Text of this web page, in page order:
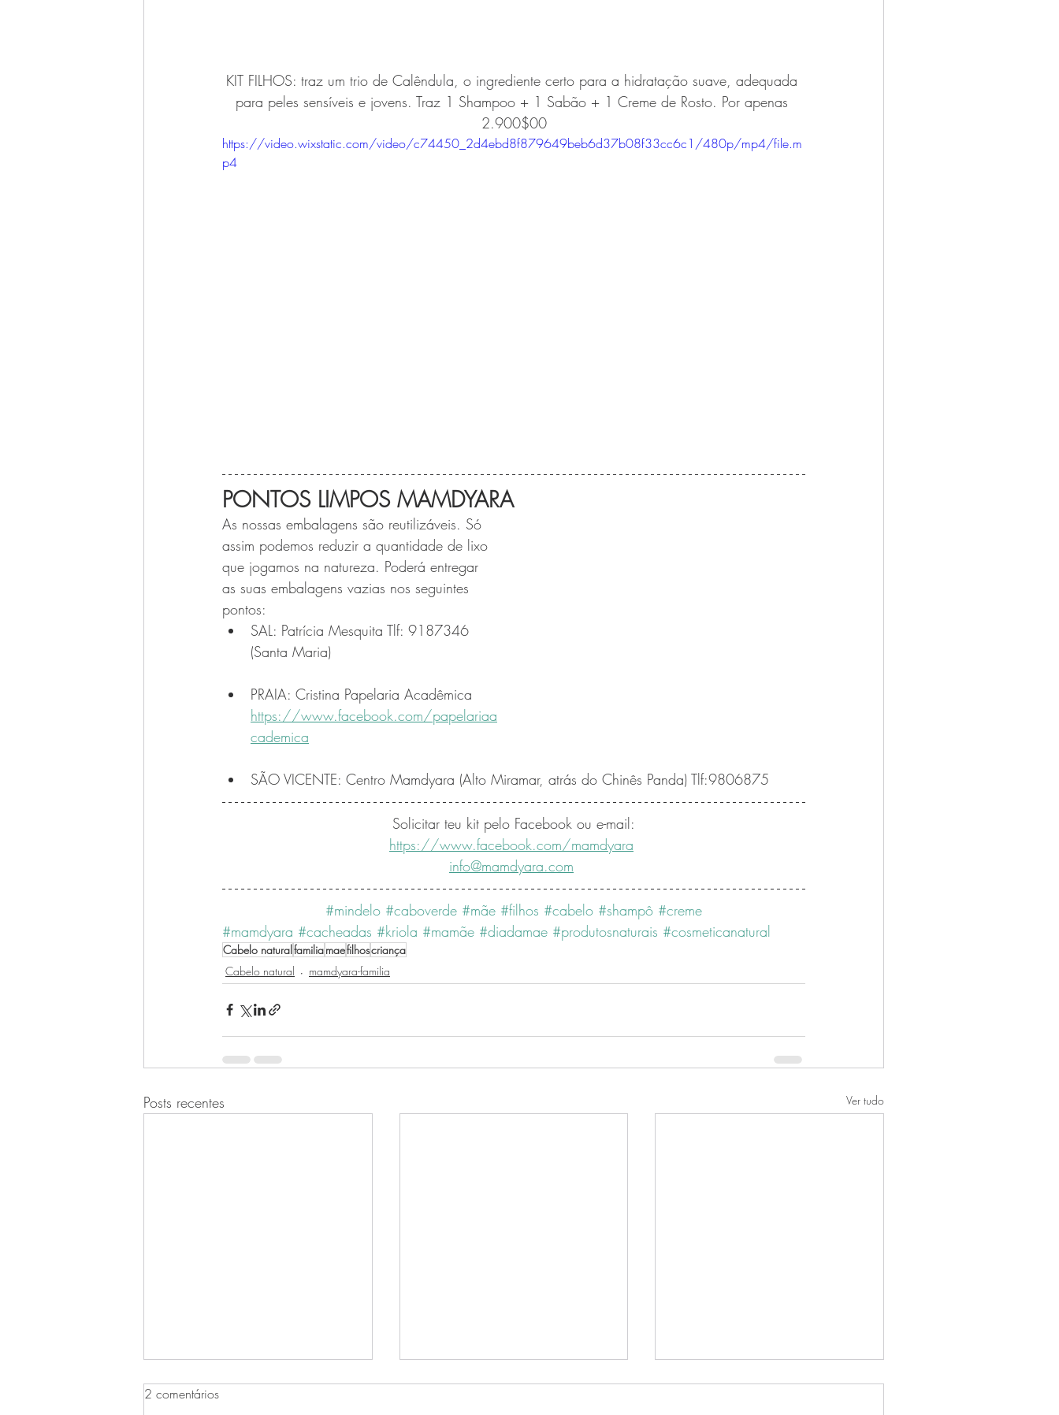
KIT FILHOS: traz um trio de Calêndula, o ingrediente certo para a hidratação suave, adequada
para peles sensíveis e jovens. Traz 1 Shampoo + 1 Sabão + 1 Creme de Rosto. Por apenas
2.900$00
https://video.wixstatic.com/video/c74450_2d4ebd8f879649beb6d37b08f33cc6c1/480p/mp4/file.m
p4
PONTOS LIMPOS MAMDYARA
As nossas embalagens são reutilizáveis. Só
assim podemos reduzir a quantidade de lixo
que jogamos na natureza. Poderá entregar
as suas embalagens vazias nos seguintes
pontos:
SAL: Patrícia Mesquita Tlf: 9187346
(Santa Maria)
PRAIA: Cristina Papelaria Acadêmica
https://www.facebook.com/papelariaa
cademica
SÃO VICENTE: Centro Mamdyara (Alto Miramar, atrás do Chinês Panda) Tlf:9806875
Solicitar teu kit pelo Facebook ou e-mail:
https://www.facebook.com/mamdyara
info@mamdyara.com
#mindelo #caboverde #mãe #filhos #cabelo #shampô #creme
#mamdyara #cacheadas #kriola #mamãe #diadamae #produtosnaturais #cosmeticanatural
Cabelo naturalfamiliamaefilhoscriança
Cabelo natural
mamdyara-familia
Posts recentes Ver tudo
2 comentários